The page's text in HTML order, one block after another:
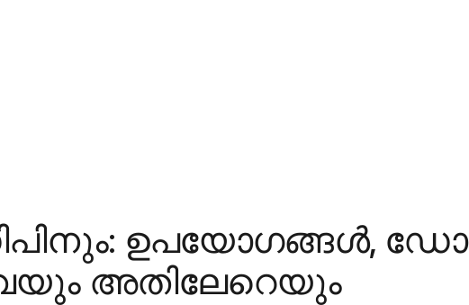
ഉപയോഗങ്ങൾ,
അതിലേറെയും